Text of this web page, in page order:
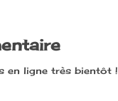
en ligne très bientôt !